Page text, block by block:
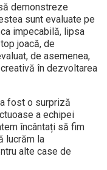
demonstreze
sunt evaluate pe
impecabilă, lipsa
joacă, de
de asemenea,
în dezvoltarea
fost o surpriză
a echipei
încântați să fim
lucrăm la
alte case de